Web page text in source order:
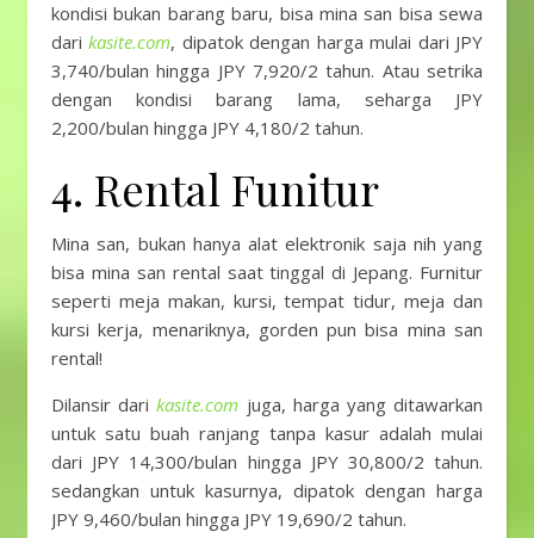
kondisi bukan barang baru, bisa mina san bisa sewa
darikasite.com, dipatok dengan harga mulai dari JPY
3,740/bulan hingga JPY 7,920/2 tahun. Atau setrika
dengan kondisi barang lama, seharga JPY
2,200/bulan hingga JPY 4,180/2 tahun.
4. Rental Funitur
Mina san, bukan hanya alat elektronik saja nih yang
bisa mina san rental saat tinggal di Jepang. Furnitur
seperti meja makan, kursi, tempat tidur, meja dan
kursi kerja, menariknya, gorden pun bisa mina san
rental!
Dilansir darikasite.com juga, harga yang ditawarkan
untuk satu buah ranjang tanpa kasur adalah mulai
dari JPY 14,300/bulan hingga JPY 30,800/2 tahun.
sedangkan untuk kasurnya, dipatok dengan harga
JPY 9,460/bulan hingga JPY 19,690/2 tahun.